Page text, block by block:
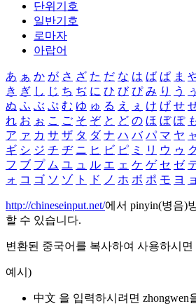
단위기호
일반기호
로마자
아랍어
あ ぁ か が さ ざ た だ な は ば ぱ ま
き ぎ し じ ち ぢ に ひ び ぴ み り う ぅ
ぬ ふ ぶ ぷ む ゆ ゅ る え ぇ け げ せ
れ お ぉ こ ご そ ぞ と ど の ほ ぼ ぽ
ア ァ カ サ ザ タ ダ ナ ハ バ パ マ ヤ
ギ シ ジ チ ヂ ニ ヒ ビ ピ ミ リ ウ ゥ
フ ブ プ ム ユ ュ ル エ ェ ケ ゲ セ ゼ
ォ コ ゴ ソ ゾ ト ド ノ ホ ボ ポ モ ヨ ョ
http://chineseinput.net/에서 pinyin(병음)
할 수 있습니다.
변환된 중국어를 복사하여 사용하시면
예시)
中文 을 입력하시려면 zhongwen